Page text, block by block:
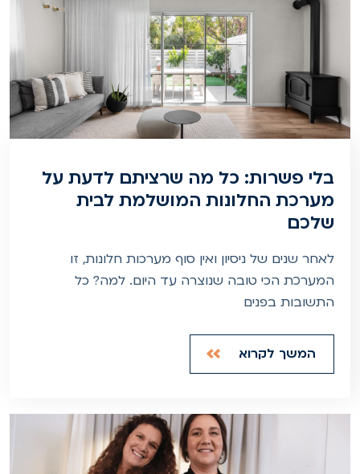
בלי פשרות: כל מה שרציתם לדעת על
מערכת החלונות המושלמת לבית
שלכם
לאחר שנים של ניסיון ואין סוף מערכות חלונות, זו
המערכת הכי טובה שנוצרה עד היום. למה? כל
התשובות בפנים
המשך לקרוא